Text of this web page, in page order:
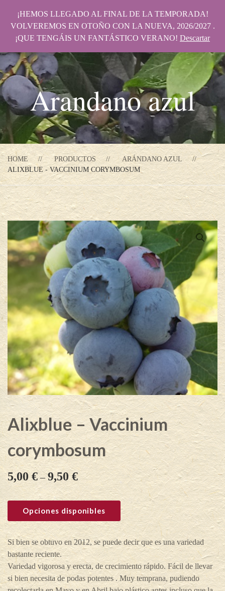
Arandano azul
HOME PRODUCTOS
ARÁNDANO AZUL
ALIXBLUE - VACCINIUM CORYMBOSUM
Alixblue – Vaccinium
corymbosum
5,00 €–9,50€
Opciones disponibles
Si bien se obtuvo en 2012, se puede decir que es una variedad
bastante reciente.
Variedad vigorosa y erecta, de crecimiento rápido. Fácil de llevar
si bien necesita de podas potentes . Muy temprana, pudiendo
¡HEMOS LLEGADO AL FINAL DE LA TEMPORADA!
VOLVEREMOS EN OTOÑO CON LA NUEVA, 2026/2027 .
¡QUE TENGÁIS UN FANTÁSTICO VERANO! Descartar